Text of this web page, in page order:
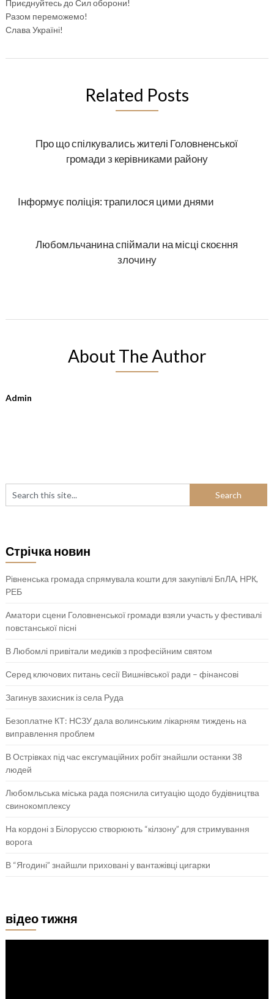
Приєднуйтесь до Сил оборони!
Разом переможемо!
Слава Україні!
Related Posts
Про що спілкувались жителі Головненської
громади з керівниками району
Інформує поліція: трапилося цими днями
Любомльчанина спіймали на місці скоєння
злочину
About The Author
Admin
Стрічка новин
Рівненська громада спрямувала кошти для закупівлі БпЛА, НРК,
РЕБ
Аматори сцени Головненської громади взяли участь у фестивалі
повстанської пісні
В Любомлі привітали медиків з професійним святом
Серед ключових питань сесії Вишнівської ради – фінансові
Загинув захисник із села Руда
Безоплатне КТ: НСЗУ дала волинським лікарням тиждень на
виправлення проблем
В Острівках під час ексгумаційних робіт знайшли останки 38
людей
Любомльська міська рада пояснила ситуацію щодо будівництва
свинокомплексу
На кордоні з Білоруссю створюють “кілзону” для стримування
ворога
В “Ягодині” знайшли приховані у вантажівці цигарки
відео тижня